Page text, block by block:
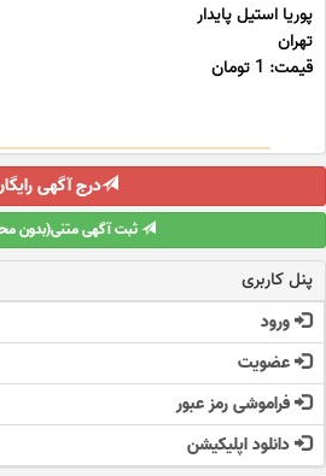
پوریا استیل پایدار
تهران
قیمت: 1 تومان
درج آگهی
ثبت آگهی متنی(بدون
پنل کاربری
ورود
عضویت
فراموشی رمز عبور
دانلود اپلیکیشن